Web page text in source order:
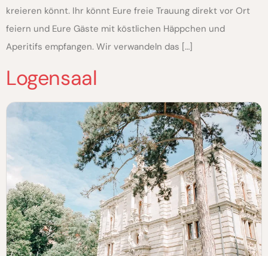
kreieren könnt. Ihr könnt Eure freie Trauung direkt vor Ort
feiern und Eure Gäste mit köstlichen Häppchen und
Aperitifs empfangen. Wir verwandeln das […]
Logensaal